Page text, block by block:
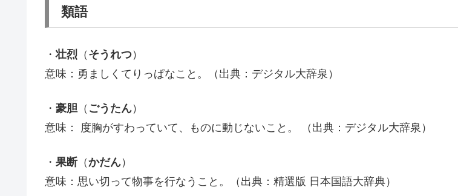
類語
・壮烈 （ そうれつ）
意味：勇ましくてりっぱなこと。（出典：デジタル大辞泉）
・ 豪胆 （ ごうたん）
意味： 度胸がすわっていて、ものに動じないこと。 （出典：デジタル大辞泉）
・ 果断（かだん）
意味：思い切って物事を行なうこと。（出典：精選版 日本国語大辞典）